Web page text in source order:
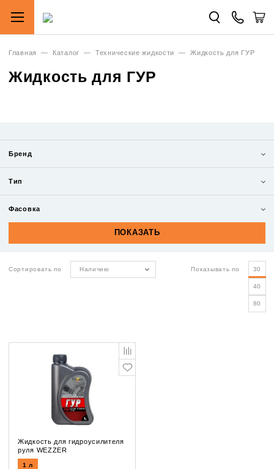
Главная — Каталог — Технические жидкости — Жидкость для ГУР
Жидкость для ГУР
Бренд
Тип
Фасовка
Сортировать по Наличию Показывать по 30
40
80
Жидкость для гидроусилителя
руля WEZZER
1 л